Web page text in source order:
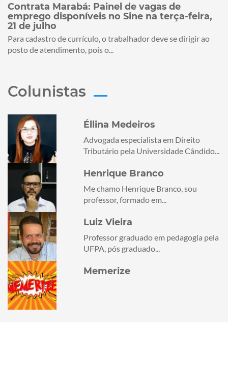
Contrata Marabá: Painel de vagas de
emprego disponíveis no Sine na terça-feira,
21 de julho
Para cadastro de currículo, o trabalhador deve se dirigir ao
posto de atendimento, pois o...
Colunistas
Éllina Medeiros
Advogada especialista em Direito
Tributário pela Universidade Cândido...
Henrique Branco
Me chamo Henrique Branco, sou
professor, formado em...
Luiz Vieira
Professor graduado em pedagogia pela
UFPA, pós graduado...
Memerize